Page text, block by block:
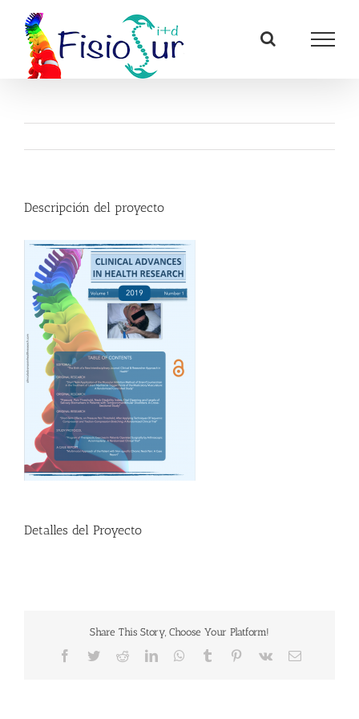
contenido
Descripción del proyecto
Detalles del Proyecto
Share This Story, Choose Your Platform!
Facebook
TwitterRedditLinkedInWhatsApp
Tumblr Pinterest
Vk
Correo